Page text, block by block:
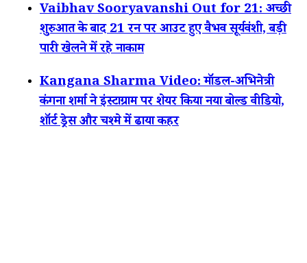
Vaibhav Sooryavanshi Out for 21: अच्छी
शुरुआत के बाद 21 रन पर आउट हुए वैभव सूर्यवंशी, बड़ी
पारी खेलने में रहे नाकाम
Kangana Sharma Video: मॉडल-अभिनेत्री
कंगना शर्मा ने इंस्टाग्राम पर शेयर किया नया बोल्ड वीडियो,
शॉर्ट ड्रेस और चश्मे में ढाया कहर